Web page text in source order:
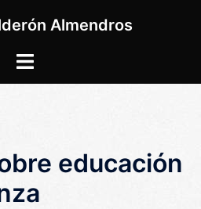
Almendros
Alternar
educación